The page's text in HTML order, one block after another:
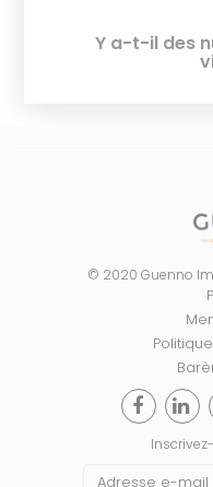
Y a-t-il des
© 2020 Guenno